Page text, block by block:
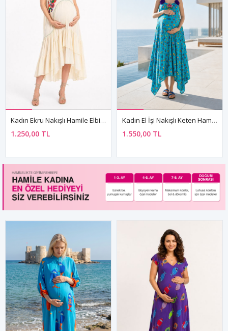
Kadın Ekru Nakışlı Hamile Elbisesi Kolsuz Yazlık Bohem Rahat Kesim Elbise
1.250,00 TL
Kadın El İşi Nakışlı Keten Hamile Elbisesi Mavi Bohem Askılı Yazlık Elbise
1.550,00 TL